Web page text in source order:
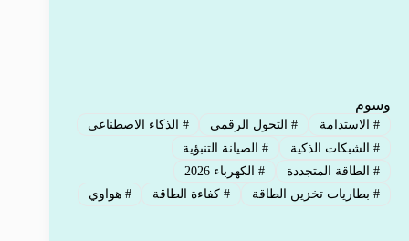
وسوم
#الاستدامة #التحول الرقمي # الذكاء الاصطناعي
#الشبكات الذكية #الصيانة التنبؤية
#الطاقة المتجددة #الكهرباء 2026
#بطاريات تخزين الطاقة #كفاءة الطاقة # هواوي